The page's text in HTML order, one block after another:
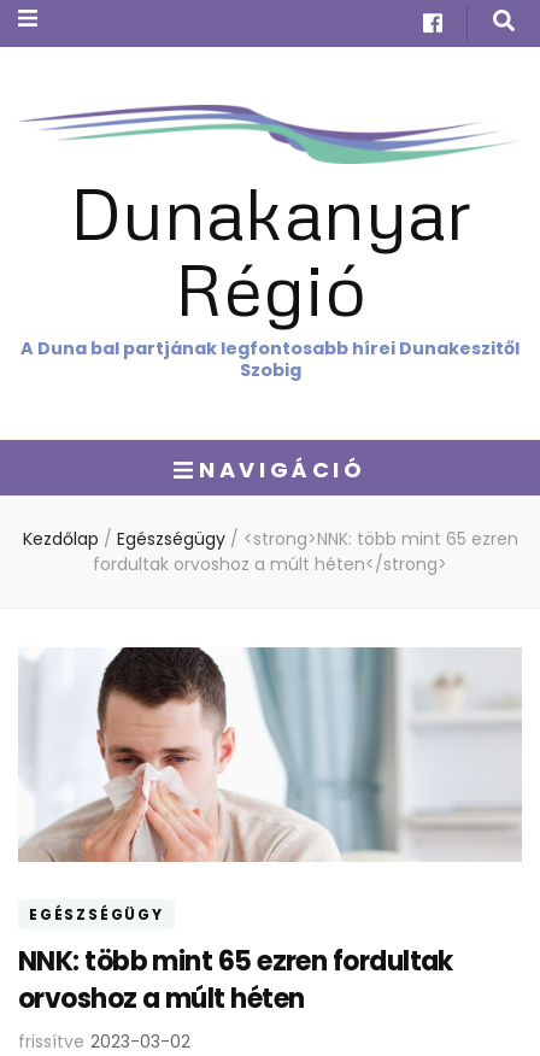
Dunakanyar
Régió
A Duna bal partjának legfontosabb hírei Dunakeszitől
Szobig
NAVIGÁCIÓ
Kezdőlap / Egészségügy / <strong>NNK: több mint 65 ezren
fordultak orvoshoz a múlt héten</strong>
EGÉSZSÉGÜGY
NNK: több mint 65 ezren fordultak
orvoshoz a múlt héten
frissítve 2023-03-02